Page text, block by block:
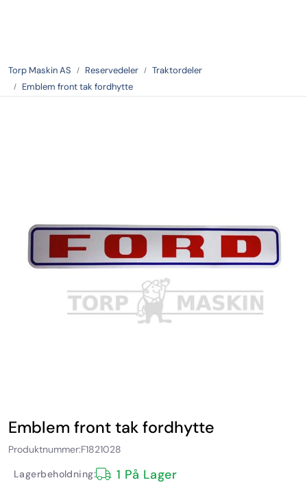
Torp Maskin AS Reservedeler
Traktordeler
Emblem front tak fordhytte
Emblem front tak fordhytte
Produktnummer:F1821028
Lagerbeholdning: 1 På Lager